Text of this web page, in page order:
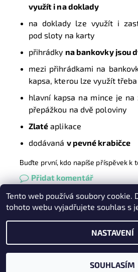
využít i na doklady
na doklady lze využít i
pod sloty na karty
přihrádky na bankovky jsou
mezi přihrádkami na
kapsa, kterou lze využít
hlavní kapsa na mince je
přepážkou na dvě poloviny
Zlaté aplikace
dodávaná v pevné krabičce
Buďte první, kdo napíše příspěvek k
Přidat komentář
Heureka.cz | Zboží.cz
2026 © Kabelky pro Vás,
Vytvořil
Tento web používá soubory cookie.
tohoto webu vyjadřujete souhlas s
NASTAVENÍ
SOUHLASÍM